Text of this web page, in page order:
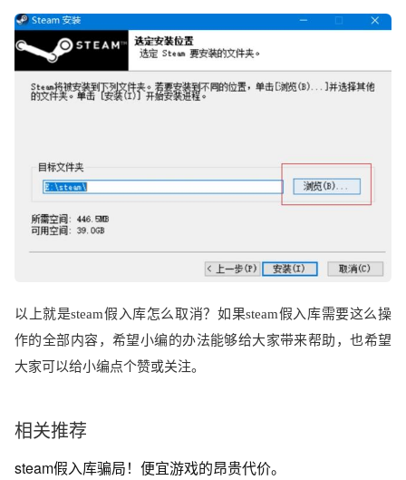
以上就是steam假入库怎么取消？如果steam假入库需要这么操
作的全部内容，希望小编的办法能够给大家带来帮助，也希望
大家可以给小编点个赞或关注。
相关推荐
steam假入库骗局！便宜游戏的昂贵代价。